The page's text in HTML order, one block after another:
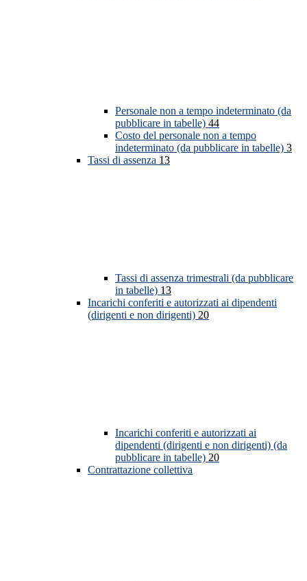
Personale non a tempo indeterminato (da
pubblicare in tabelle) 44
Costo del personale non a tempo
indeterminato (da pubblicare in tabelle) 3
Tassi di assenza 13
Tassi di assenza trimestrali (da pubblicare
in tabelle) 13
Incarichi conferiti e autorizzati ai dipendenti
(dirigenti e non dirigenti) 20
Incarichi conferiti e autorizzati ai
dipendenti (dirigenti e non dirigenti) (da
pubblicare in tabelle) 20
Contrattazione collettiva